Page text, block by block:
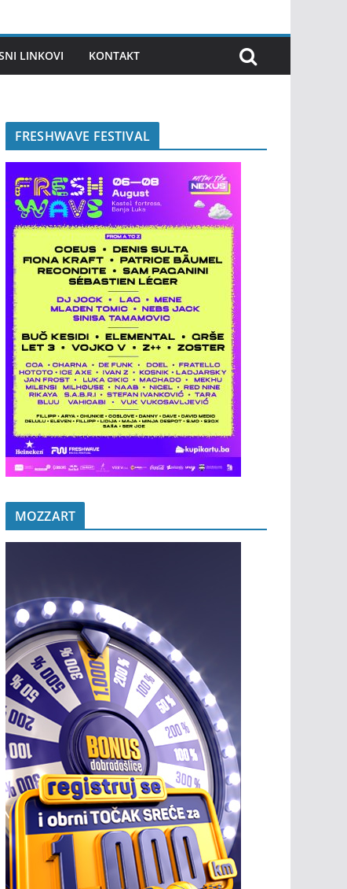
LINKOVI KONTAKT
FRESHWAVE FESTIVAL
MOZZART